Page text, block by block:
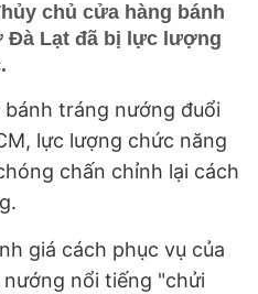
chủ cửa hàng bánh
Đà Lạt đã bị lực lượng
bánh tráng nướng đuổi
lực lượng chức năng
chấn chỉnh lại cách
giá cách phục vụ của
nổi tiếng "chửi